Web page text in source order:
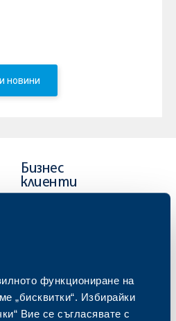
функциониране на
„бисквитки“. Избирайки
Вие се съгласявате с
новини
Бизнес
клиенти
Пазари, инвестиционно банкиране